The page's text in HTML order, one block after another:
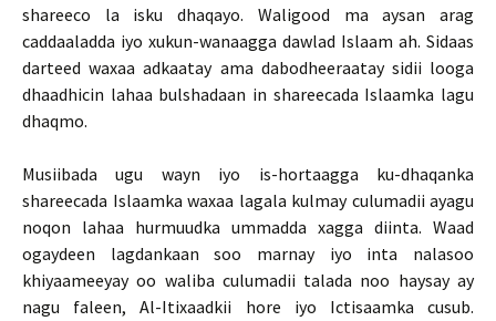
shareeco la isku dhaqayo. Waligood ma aysan arag
caddaaladda iyo xukun-wanaagga dawlad Islaam ah. Sidaas
darteed waxaa adkaatay ama dabodheeraatay sidii looga
dhaadhicin lahaa bulshadaan in shareecada Islaamka lagu
dhaqmo.
Musiibada ugu wayn iyo is-hortaagga ku-dhaqanka
shareecada Islaamka waxaa lagala kulmay culumadii ayagu
noqon lahaa hurmuudka ummadda xagga diinta. Waad
ogaydeen lagdankaan soo marnay iyo inta nalasoo
khiyaameeyay oo waliba culumadii talada noo haysay ay
nagu faleen, Al-Itixaadkii hore iyo Ictisaamka cusub.